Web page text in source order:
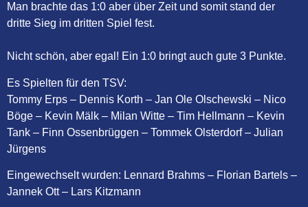
Man brachte das 1:0 aber über Zeit und somit stand der
dritte Sieg im dritten Spiel fest.
Nicht schön, aber egal! Ein 1:0 bringt auch gute 3 Punkte.
Es Spielten für den TSV:
Tommy Erps – Dennis Korth – Jan Ole Olschewski – Nico
Böge – Kevin Mälk – Milan Witte – Tim Hellmann – Kevin
Tank – Finn Ossenbrüggen – Tommek Olsterdorf – Julian
Jürgens
Eingewechselt wurden: Lennard Brahms – Florian Bartels –
Jannek Ott – Lars Kitzmann